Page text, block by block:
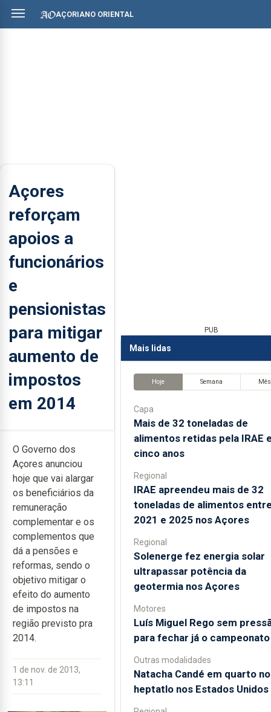
AÇORIANO ORIENTAL
Açores
reforçam
apoios a
funcionários
e
pensionistas
para mitigar
aumento de
impostos
em 2014
O Governo dos
Açores anunciou
hoje que vai alargar
os beneficiários da
remuneração
complementar e os
complementos que
dá a pensões e
reformas, sendo o
objetivo mitigar o
efeito do aumento
de impostos na
região previsto pra
2014.
1 de nov. de 2013,
13:11
PUB
Mais lidas
Hoje Semana Mês
Capa
Mais de 32 toneladas de
alimentos retidas pela IRAE
cinco anos
Regional
IRAE apreendeu mais de 32
toneladas de alimentos
2021 e 2025 nos Açores
Regional
Solenerge fez energia solar
ultrapassar potência da
geotermia nos Açores
Motores
Luís Miguel Rego sem
para fechar já o campeonato
Outras modalidades
Natacha Candé em quarto no
heptatlo nos Estados Unidos